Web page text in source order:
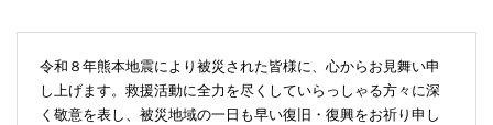
令和８年熊本地震により被災された皆様に、心からお見舞い申
し上げます。救援活動に全力を尽くしていらっしゃる方々に深
く敬意を表し、被災地域の一日も早い復旧・復興をお祈り申し